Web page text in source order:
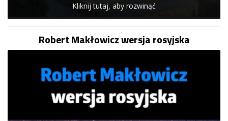
Kliknij tutaj, aby rozwinąć
Robert Makłowicz wersja rosyjska